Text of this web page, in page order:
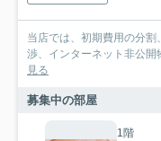
当店では、初期費用の分
渉、インターネット非公開
見る
募集中の部屋
1階